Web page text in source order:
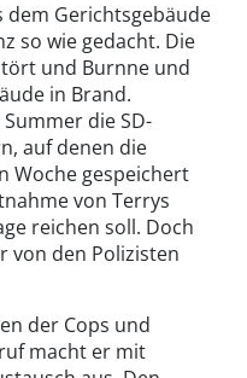
dem Gerichtsgebäude
so wie gedacht. Die
und Burnne und
in Brand.
die SD-
auf denen die
Woche gespeichert
von Terrys
reichen soll. Doch
von den Polizisten
der Cops und
macht er mit